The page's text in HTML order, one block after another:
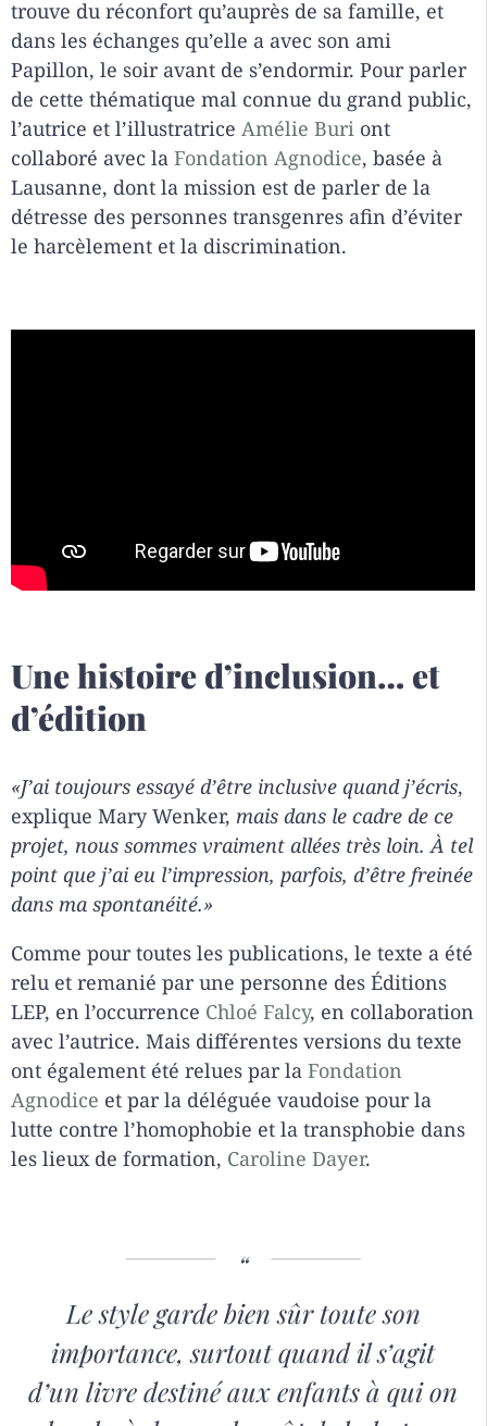
trouve du réconfort qu’auprès de sa famille, et
dans les échanges qu’elle a avec son ami
Papillon, le soir avant de s’endormir. Pour parler
de cette thématique mal connue du grand public,
l’autrice et l’illustratrice Amélie Buri ont
collaboré avec la Fondation Agnodice, basée à
Lausanne, dont la mission est de parler de la
détresse des personnes transgenres afin d’éviter
le harcèlement et la discrimination.
Une histoire d’inclusion… et
d’édition
«J’ai toujours essayé d’être inclusive quand j’écris,
explique Mary Wenker, mais dans le cadre de ce
projet, nous sommes vraiment allées très loin. À tel
point que j’ai eu l’impression, parfois, d’être freinée
dans ma spontanéité.»
Comme pour toutes les publications, le texte a été
relu et remanié par une personne des Éditions
LEP, en l’occurrence Chloé Falcy, en collaboration
avec l’autrice. Mais différentes versions du texte
ont également été relues par la Fondation
Agnodice et par la déléguée vaudoise pour la
lutte contre l’homophobie et la transphobie dans
les lieux de formation, Caroline Dayer.
Le style garde bien sûr toute son
importance, surtout quand il s’agit
d’un livre destiné aux enfants à qui on